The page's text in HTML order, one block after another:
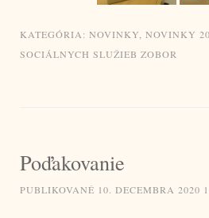
KATEGÓRIA: NOVINKY, NOVINKY
SOCIÁLNYCH SLUŽIEB ZOBOR
Poďakovanie
PUBLIKOVANÉ 10. DECEMBRA 2020